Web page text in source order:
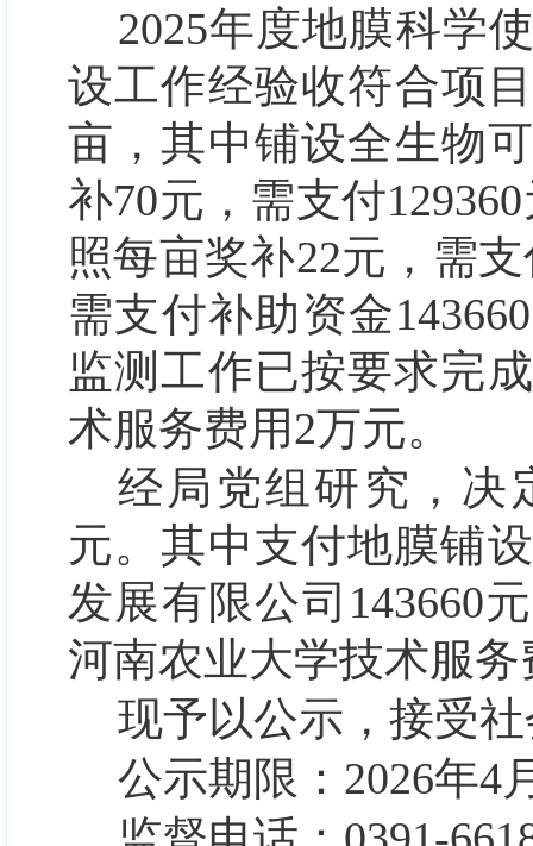
2025年度地膜科学
设工作经验收符合项
亩，其中铺设全生物
补70元，需支付
照每亩奖补22元，需
需支付补助资金
监测工作已按要求完
术服务费用2万元。
经局党组研究，决
元。其中支付地膜铺
发展有限公司 143660元
河南农业大学技术服务
现予以公示，接受
公示期限： 2026年4